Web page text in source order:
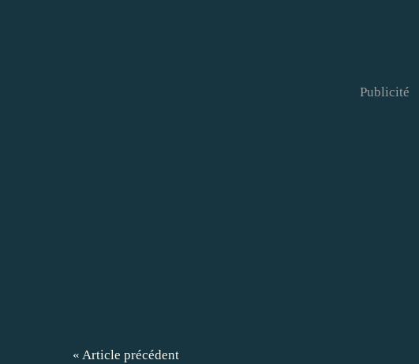
Publicité
« Article précédent